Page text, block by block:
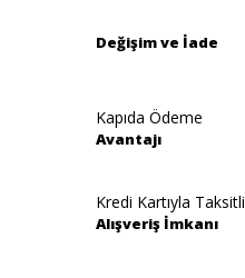
Değişim ve İade
Kapıda Ödeme
Avantajı
Kredi Kartıyla Taksitli
Alışveriş İmkanı